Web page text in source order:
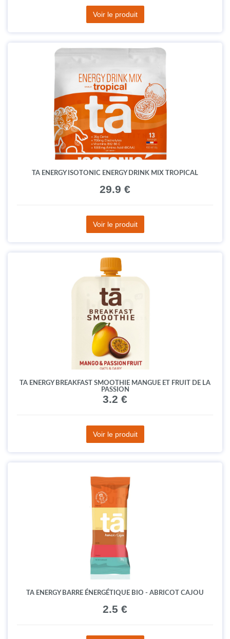
Voir le produit
TA ENERGY ISOTONIC ENERGY DRINK MIX TROPICAL
29.9 €
Voir le produit
TA ENERGY BREAKFAST SMOOTHIE MANGUE ET FRUIT DE LA
PASSION
3.2 €
Voir le produit
TA ENERGY BARRE ÉNERGÉTIQUE BIO - ABRICOT CAJOU
2.5 €